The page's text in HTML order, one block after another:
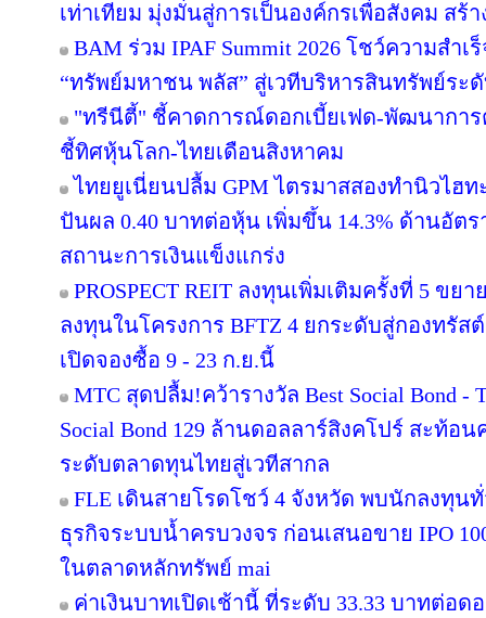
เท่าเทียม มุ่งมั่นสู่การเป็นองค์กรเพื่อสังคม สร้
BAM ร่วม IPAF Summit 2026 โชว์ความสำ
“ทรัพย์มหาชน พลัส” สู่เวทีบริหารสินทรัพย์ระดั
"ทรีนีตี้" ชี้คาดการณ์ดอกเบี้ยเฟด-พัฒนาการ
ชี้ทิศหุ้นโลก-ไทยเดือนสิงหาคม
ไทยยูเนี่ยนปลื้ม GPM ไตรมาสสองทำนิวไฮท
ปันผล 0.40 บาทต่อหุ้น เพิ่มขึ้น 14.3% ด้านอัต
สถานะการเงินแข็งแกร่ง
PROSPECT REIT ลงทุนเพิ่มเติมครั้งที่ 5 ขย
ลงทุนในโครงการ BFTZ 4 ยกระดับสู่กองทรั
เปิดจองซื้อ 9 - 23 ก.ย.นี้
MTC สุดปลื้ม!คว้ารางวัล Best Social Bond -
Social Bond 129 ล้านดอลลาร์สิงคโปร์ สะท้
ระดับตลาดทุนไทยสู่เวทีสากล
FLE เดินสายโรดโชว์ 4 จังหวัด พบนักลงทุน
ธุรกิจระบบน้ำครบวงจร ก่อนเสนอขาย IPO
ในตลาดหลักทรัพย์ mai
ค่าเงินบาทเปิดเช้านี้ ที่ระดับ 33.33 บาทต่อด